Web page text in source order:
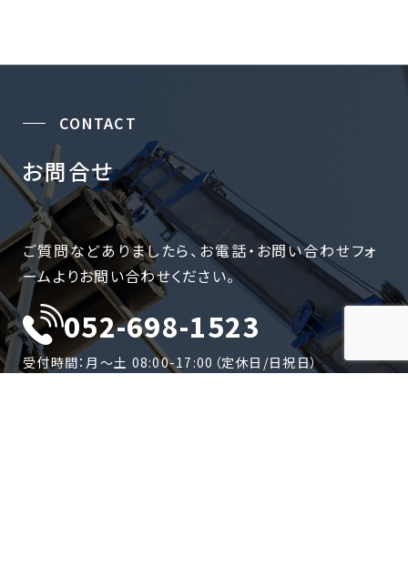
CONTACT
お問合せ
ご質問などありましたら、お電話・お問い合わせフォ
ームよりお問い合わせください。
052-698-1523
受付時間：月〜土 08:00-17:00（定休日/日祝日）